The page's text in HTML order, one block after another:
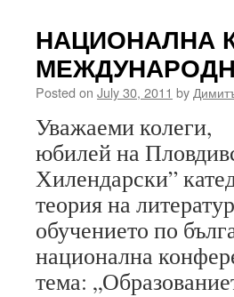
НАЦИОНАЛНА
Posted on July 30, 2011 by
Уважаеми
юбилей на
Хилендарски”
теория на
обучението по
национална
тема: